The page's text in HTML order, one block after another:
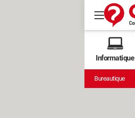
Informatique
Bureautique